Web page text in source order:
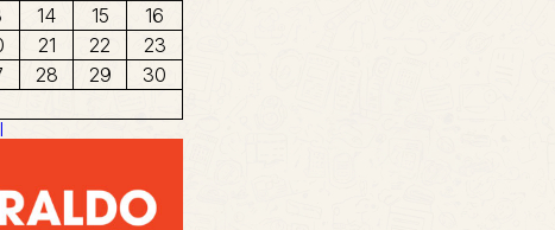
14 15
16
21 22
23
28 29
30